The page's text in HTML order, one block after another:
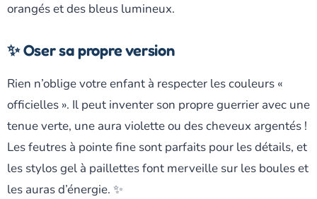
orangés et des bleus lumineux.
✨ Oser sa propre version
Rien n’oblige votre enfant à respecter les couleurs «
officielles ». Il peut inventer son propre guerrier avec une
tenue verte, une aura violette ou des cheveux argentés !
Les feutres à pointe fine sont parfaits pour les détails, et
les stylos gel à paillettes font merveille sur les boules et
les auras d’énergie. ✨